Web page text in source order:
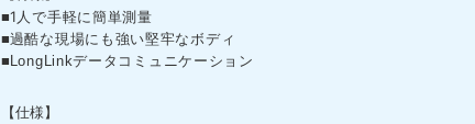
■1人で手軽に簡単測量
■過酷な現場にも強い堅牢なボディ
■ LongLinkデータコミュニケーション
【仕様】